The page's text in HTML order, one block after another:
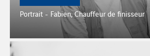
Portrait - Fabien, Chauffeur de finisseur